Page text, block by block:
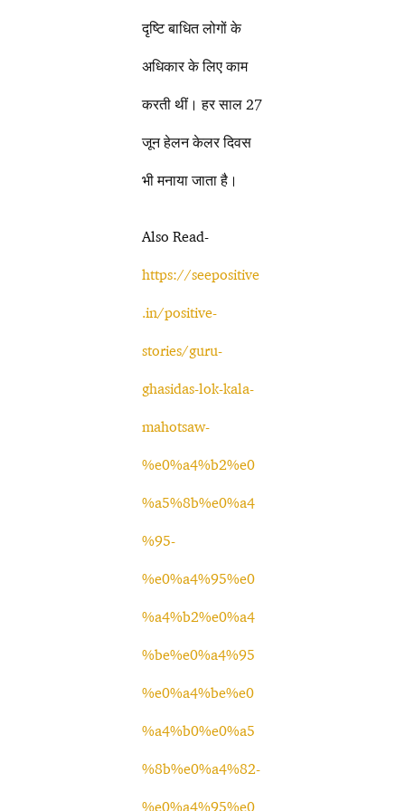
दृष्टि बाधित लोगों के
अधिकार के लिए काम
करती थीं। हर साल 27
जून हेलन केलर दिवस
भी मनाया जाता है।
Also Read-
https://seepositive
.in/positive-
stories/guru-
ghasidas-lok-kala-
mahotsaw-
%e0%a4%b2%e0
%a5%8b%e0%a4
%95-
%e0%a4%95%e0
%a4%b2%e0%a4
%be%e0%a4%95
%e0%a4%be%e0
%a4%b0%e0%a5
%8b%e0%a4%82-
%e0%a4%95%e0